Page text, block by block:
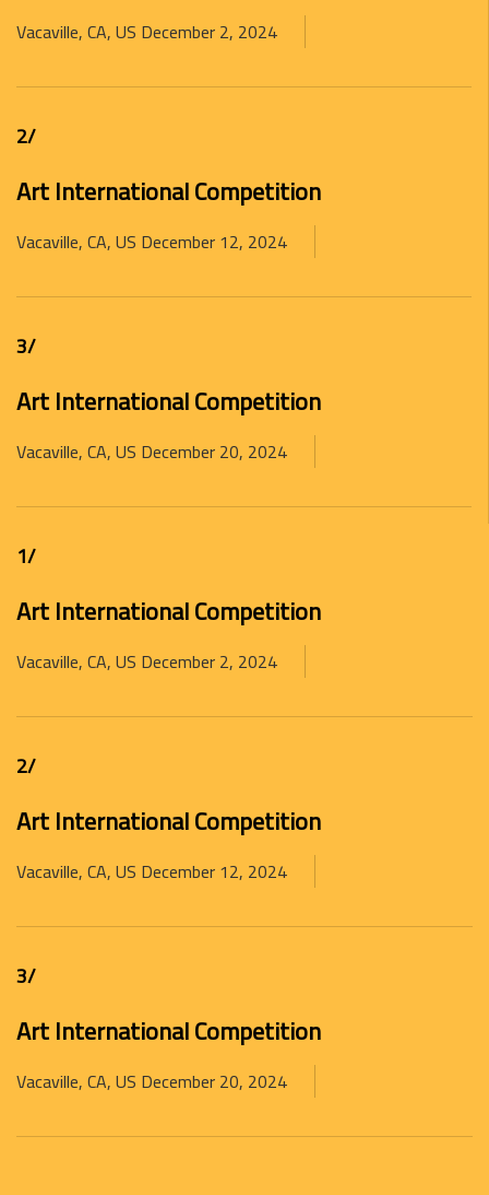
December 2, 2024
Vacaville, CA, US
/2
Art International Competition
December 12, 2024
Vacaville, CA, US
/3
Art International Competition
December 20, 2024
Vacaville, CA, US
/1
Art International Competition
December 2, 2024
Vacaville, CA, US
/2
Art International Competition
December 12, 2024
Vacaville, CA, US
/3
Art International Competition
December 20, 2024
Vacaville, CA, US